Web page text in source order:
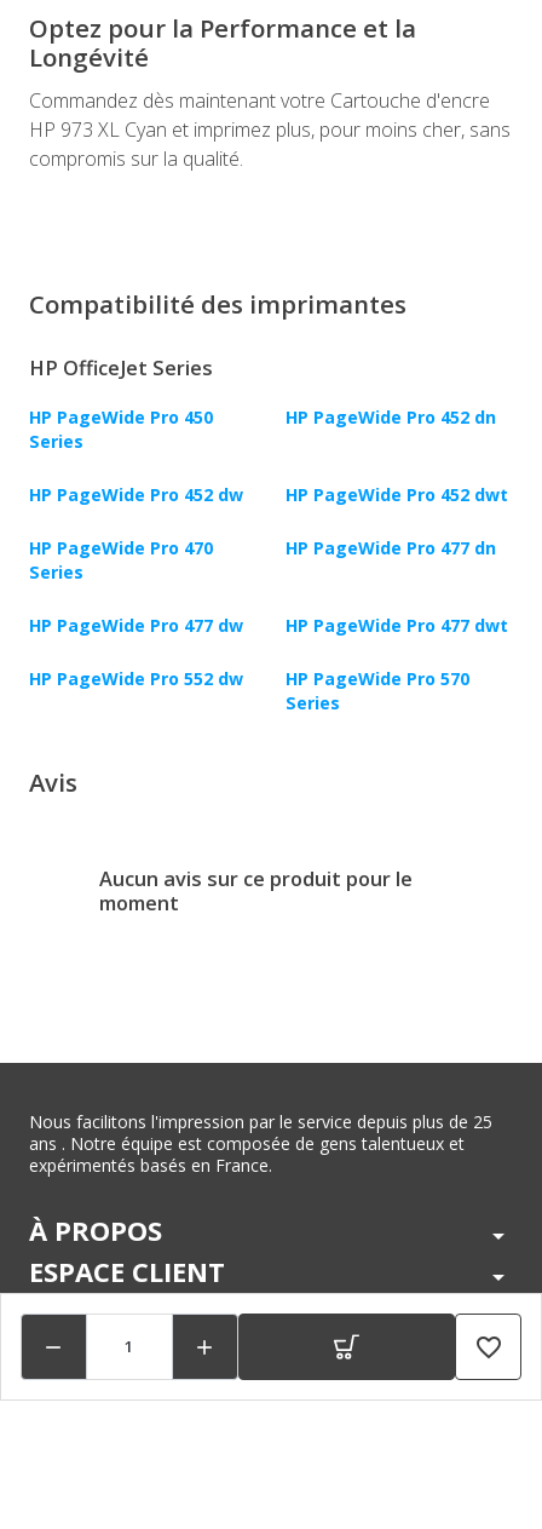
  favorite_border
Optez pour la Performance et la
Longévité
Commandez dès maintenant votre Cartouche d'encre
HP 973 XL Cyan et imprimez plus, pour moins cher, sans
compromis sur la qualité.
Compatibilité des imprimantes
HP OfficeJet Series
HP PageWide Pro 450
Series
HP PageWide Pro 452 dn
HP PageWide Pro 452 dw HP PageWide Pro 452 dwt
HP PageWide Pro 470
Series
HP PageWide Pro 477 dn
HP PageWide Pro 477 dw HP PageWide Pro 477 dwt
HP PageWide Pro 552 dw
HP PageWide Pro 570
Series
Avis
Aucun avis sur ce produit pour le
moment
Nous facilitons l'impression par le service depuis plus de 25
ans . Notre équipe est composée de gens talentueux et
expérimentés basés en France.
À PROPOS arrow_drop_down
ESPACE CLIENT arrow_drop_down
CENTRE D'AIDE arrow_drop_down
LÉGAL arrow_drop_down
MARQUES arrow_drop_down